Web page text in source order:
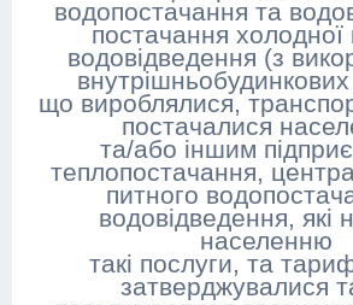
водопостачання та
постачання холодної
водовідведення (з
що вироблялися,
постачалися
та/або іншим
теплопостачання,
питного
водовідведення, які
населенню
такі послуги, та
затверджувалися